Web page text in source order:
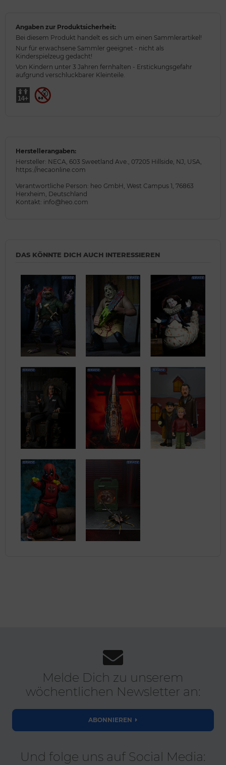
Angaben zur Produktsicherheit:
Bei diesem Produkt handelt es sich um einen Sammlerartikel!
Nur für erwachsene Sammler geeignet - nicht als
Kinderspielzeug gedacht!
Von Kindern unter 3 Jahren fernhalten - Erstickungsgefahr
aufgrund verschluckbarer Kleinteile.
Herstellerangaben:
Hersteller: NECA, 603 Sweetland Ave., 07205 Hillside, NJ, USA,
https://necaonline.com
Verantwortliche Person: heo GmbH, West Campus 1, 76863
Herxheim, Deutschland
Kontakt: info@heo.com
DAS KÖNNTE DICH AUCH INTERESSIEREN
Melde Dich zu unserem
wöchentlichen Newsletter an:
ABONNIEREN
Und folge uns auf Social Media: